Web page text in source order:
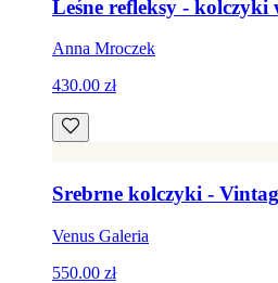
Leśne refleksy -
Anna Mroczek
430.00 zł
Srebrne kolczyki -
Venus Galeria
550.00 zł